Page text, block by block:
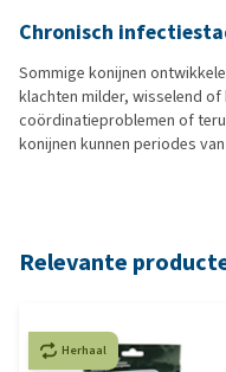
Chronisch
Sommige konijnen
klachten milder, wisselend of
coördinatieproblemen of
konijnen kunnen periodes
Relevante
Herhaal